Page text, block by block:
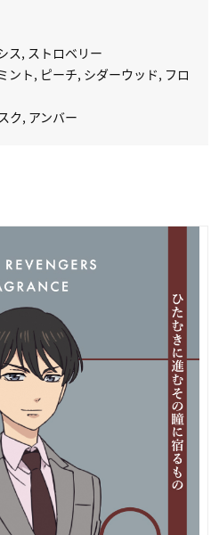
ス, ストロベリー
ント, ピーチ, シダーウッド, フロ
ク, アンバー